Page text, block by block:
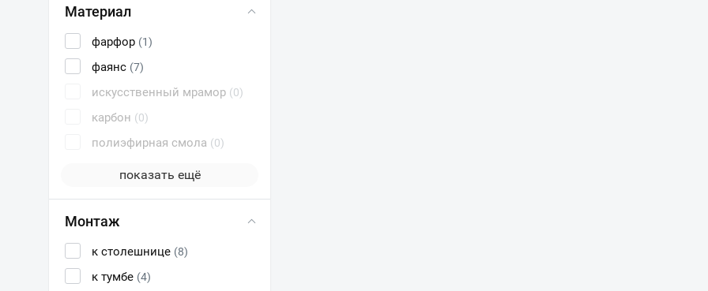
Материал
фарфор (1)
фаянс (7)
искусственный мрамор (0)
карбон (0)
полиэфирная смола (0)
показать ещё
Монтаж
к столешнице (8)
к тумбе (4)